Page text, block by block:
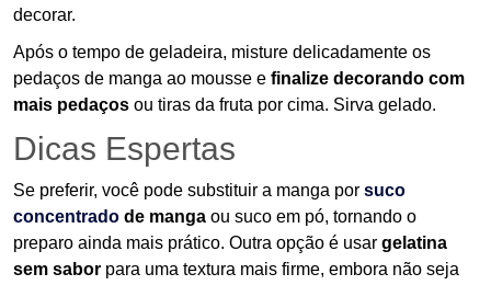
decorar.
Após o tempo de geladeira, misture delicadamente os
pedaços de manga ao mousse e finalize decorando com
mais pedaços ou tiras da fruta por cima. Sirva gelado.
Dicas Espertas
Se preferir, você pode substituir a manga por suco
concentrado de manga ou suco em pó, tornando o
preparo ainda mais prático. Outra opção é usar gelatina
sem sabor para uma textura mais firme, embora não seja